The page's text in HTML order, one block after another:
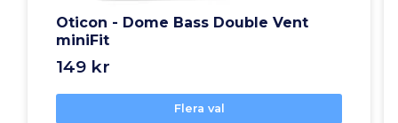
Oticon - Dome Bass Double Vent
miniFit
149 kr
Flera val